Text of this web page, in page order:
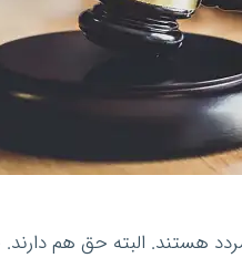
هستند. البته حق هم